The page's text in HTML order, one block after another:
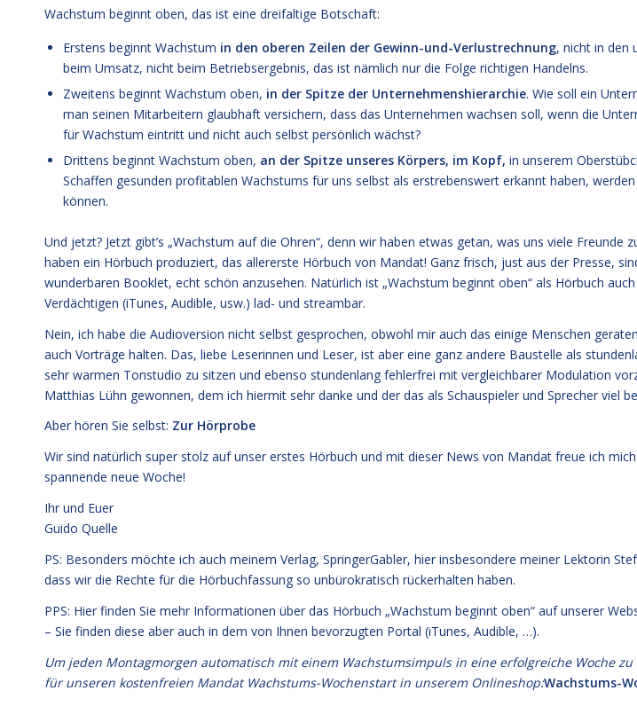
Wachstum beginnt oben, das ist eine dreifaltige Botschaft:
Erstens beginnt Wachstum in den oberen Zeilen der Gewinn-und-Verlustrechnung, nicht in den
beim Umsatz, nicht beim Betriebsergebnis, das ist nämlich nur die Folge richtigen Handelns.
Zweitens beginnt Wachstum oben, in der Spitze der Unternehmenshierarchie. Wie soll ein
man seinen Mitarbeitern glaubhaft versichern, dass das Unternehmen wachsen soll, wenn die
für Wachstum eintritt und nicht auch selbst persönlich wächst?
Drittens beginnt Wachstum oben, an der Spitze unseres Körpers, im Kopf, in unserem
Schaffen gesunden profitablen Wachstums für uns selbst als erstrebenswert erkannt haben,
können.
Und jetzt? Jetzt gibt’s „Wachstum auf die Ohren“, denn wir haben etwas getan, was uns viele Freunde
haben ein Hörbuch produziert, das allererste Hörbuch von Mandat! Ganz frisch, just aus der Presse,
wunderbaren Booklet, echt schön anzusehen. Natürlich ist „Wachstum beginnt oben“ als Hörbuch
Verdächtigen (iTunes, Audible, usw.) lad- und streambar.
Nein, ich habe die Audioversion nicht selbst gesprochen, obwohl mir auch das einige Menschen
auch Vorträge halten. Das, liebe Leserinnen und Leser, ist aber eine ganz andere Baustelle als
sehr warmen Tonstudio zu sitzen und ebenso stundenlang fehlerfrei mit vergleichbarer Modulation
Matthias Lühn gewonnen, dem ich hiermit sehr danke und der das als Schauspieler und Sprecher viel
Aber hören Sie selbst: Zur Hörprobe
Wir sind natürlich super stolz auf unser erstes Hörbuch und mit dieser News von Mandat freue ich
spannende neue Woche!
Ihr und Euer
Guido Quelle
PS: Besonders möchte ich auch meinem Verlag, SpringerGabler, hier insbesondere meiner Lektorin
dass wir die Rechte für die Hörbuchfassung so unbürokratisch rückerhalten haben.
PPS: Hier finden Sie mehr Informationen über das Hörbuch „Wachstum beginnt oben“ auf unserer
– Sie finden diese aber auch in dem von Ihnen bevorzugten Portal (iTunes, Audible, …).
Um jeden Montagmorgen automatisch mit einem Wachstumsimpuls in eine erfolgreiche Woche
für unseren kostenfreien Mandat Wachstums-Wochenstart in unserem Onlineshop:Wachstums-